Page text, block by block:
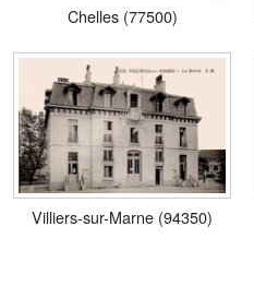
Chelles (77500)
Villiers-sur-Marne (94350)